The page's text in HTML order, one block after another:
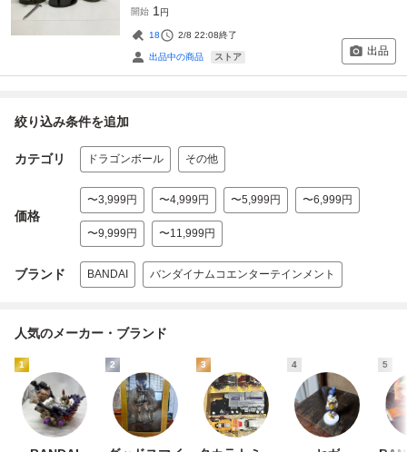
開始 1 円
18 2/8 22:08終了
出品中の商品 ストア 出品
絞り込み条件を追加
カテゴリ ドラゴンボール その他
価格
〜3,999円 〜4,999円 〜5,999円 〜6,999円
〜9,999円 〜11,999円
ブランド BANDAI バンダイナムコエンターテインメント
人気のメーカー・ブランド
1 2 3 4 5